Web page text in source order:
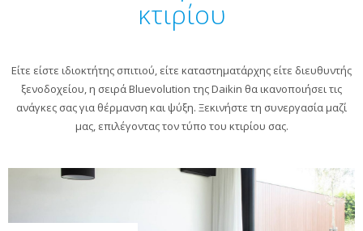
κτιρίου
Είτε είστε ιδιοκτήτης σπιτιού, είτε καταστηματάρχης είτε διευθυντής
ξενοδοχείου, η σειρά Bluevolution της Daikin θα ικανοποιήσει τις
ανάγκες σας για θέρμανση και ψύξη. Ξεκινήστε τη συνεργασία μαζί
μας, επιλέγοντας τον τύπο του κτιρίου σας.